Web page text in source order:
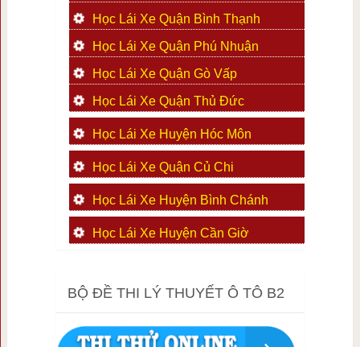
Học Lái Xe Quận Bình Thạnh
Học Lái Xe Quận Phú Nhuận
Học Lái Xe Quận Gò Vấp
Học Lái Xe Quận Thủ Đức
Học Lái Xe Huyện Hóc Môn
Học Lái Xe Quận Củ Chi
Học Lái Xe Huyện Bình Chánh
Học Lái Xe Huyện Cần Giờ
BỘ ĐỀ THI LÝ THUYẾT Ô TÔ B2